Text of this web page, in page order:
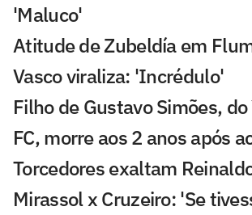
'Maluco'
Atitude de Zubeldía em
Vasco viraliza: 'Incrédulo'
Filho de Gustavo Simões,
FC, morre aos 2 anos após
Torcedores exaltam
Mirassol x Cruzeiro: 'Se